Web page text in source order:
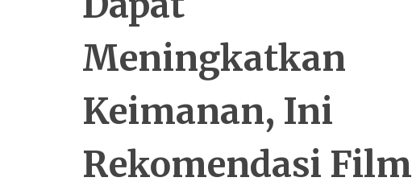
Meningkatkan
Keimanan, Ini
Rekomendasi Film